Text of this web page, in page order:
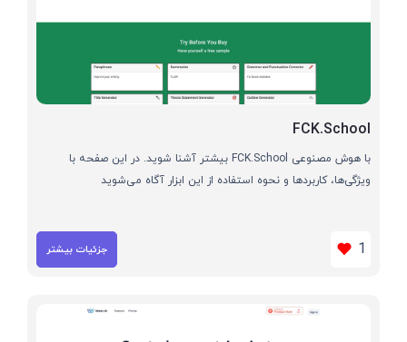
FCK.School
با هوش مصنوعی FCK.School بیشتر آشنا شوید. در این صفحه با
ویژگی‌ها، کاربردها و نحوه استفاده از این ابزار آگاه می‌شوید
1 جزئیات بیشتر